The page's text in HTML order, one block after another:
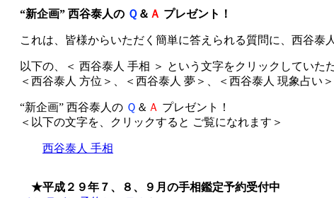
“新企画” 西谷泰人の Ｑ ＆ Ａ プレゼント！
これは、皆様からいただく簡単に答えられる質問に、西谷泰
以下の、＜ 西谷泰人 手相 ＞ という文字をクリックしてい
＜西谷泰人 方位＞、＜西谷泰人 夢＞、＜西谷泰人 現象占い
“新企画” 西谷泰人の Ｑ ＆ Ａ プレゼント！
＜以下の文字を、クリックすると ご覧になれます＞
西谷泰人 手相
★平成２９年７、８、９月の手相鑑定予約受付中